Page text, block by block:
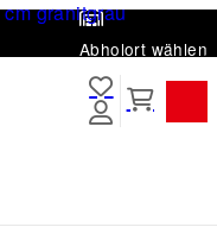
Abholort wählen